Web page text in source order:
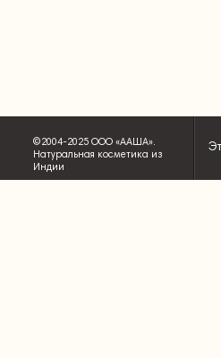
©2004-2025 ООО «ААША».
Натуральная косметика из
Индии